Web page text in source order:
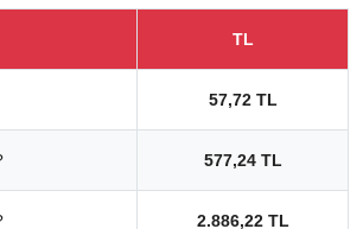
TL
57,72 TL
577,24 TL
2.886,22 TL